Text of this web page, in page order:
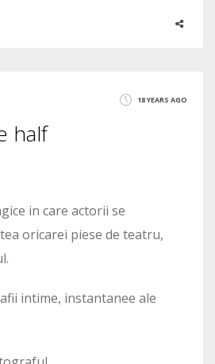
18 YEARS AGO
half
in care actorii se
oricarei piese de teatru,
intime, instantanee ale